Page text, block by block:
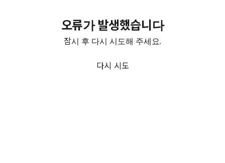
오류가 발생했습니다
잠시 후 다시 시도해 주세요.
다시 시도